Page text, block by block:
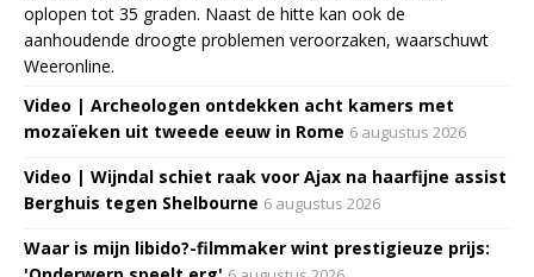
oplopen tot 35 graden. Naast de hitte kan ook de
aanhoudende droogte problemen veroorzaken, waarschuwt
Weeronline.
Video | Archeologen ontdekken acht kamers met
mozaïeken uit tweede eeuw in Rome 6 augustus 2026
Video | Wijndal schiet raak voor Ajax na haarfijne assist
Berghuis tegen Shelbourne 6 augustus 2026
Waar is mijn libido?-filmmaker wint prestigieuze prijs: